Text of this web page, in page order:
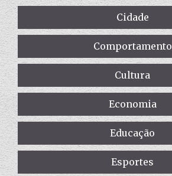
Cidade
Comportamento
Cultura
Economia
Educação
Esportes